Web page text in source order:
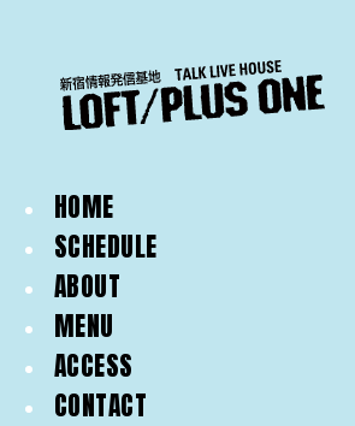
HOME
SCHEDULE
ABOUT
MENU
ACCESS
CONTACT